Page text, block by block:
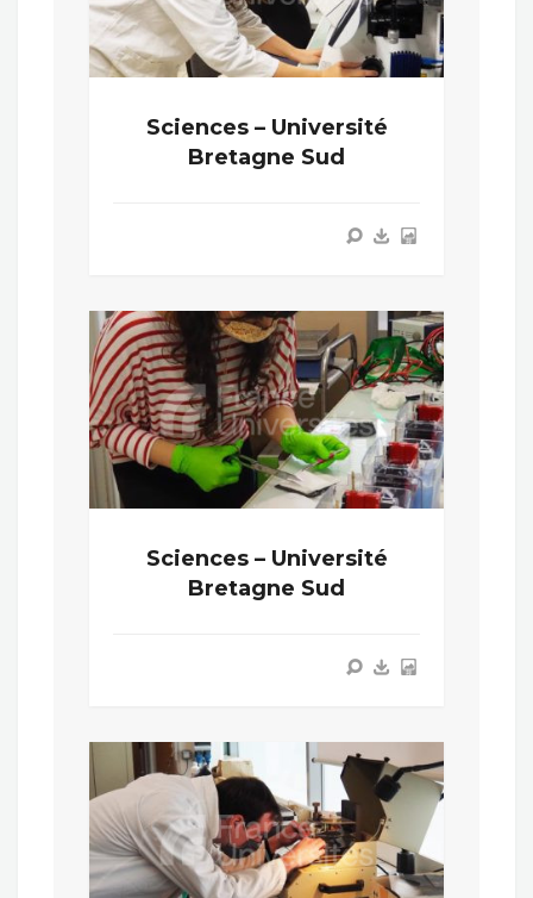
Sciences – Université
Bretagne Sud
Sciences – Université
Bretagne Sud